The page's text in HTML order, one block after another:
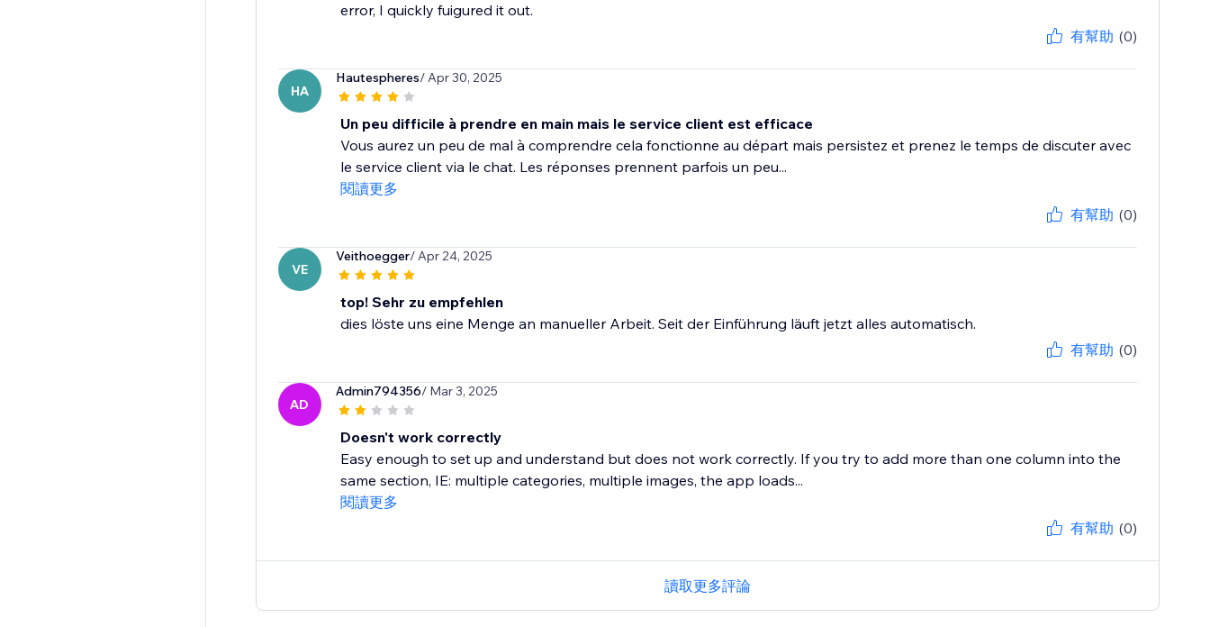
error, I quickly fuigured it out.
有幫助 (0)
HA
Hautespheres/ Apr 30, 2025
Un peu difficile à prendre en main mais le service client est efficace
Vous aurez un peu de mal à comprendre cela fonctionne au départ mais persistez et prenez le temps de discuter avec
le service client via le chat. Les réponses prennent parfois un peu...
閱讀更多
有幫助 (0)
VE
Veithoegger/ Apr 24, 2025
top! Sehr zu empfehlen
dies löste uns eine Menge an manueller Arbeit. Seit der Einführung läuft jetzt alles automatisch.
有幫助 (0)
AD
Admin794356/ Mar 3, 2025
Doesn't work correctly
Easy enough to set up and understand but does not work correctly. If you try to add more than one column into the
same section, IE: multiple categories, multiple images, the app loads...
閱讀更多
有幫助 (0)
讀取更多評論